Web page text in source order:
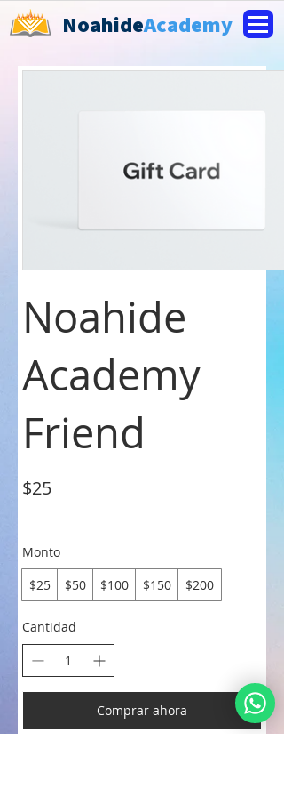
NoahideAcademy
Noahide
Academy
Friend
$25
Monto
$25
$50 $100 $150 $200
Cantidad
Comprar ahora